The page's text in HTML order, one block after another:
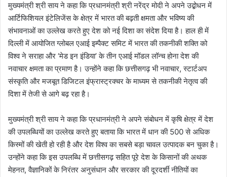
मुख्यमंत्री श्री साय ने कहा कि प्रधानमंत्री श्री नरेंद्र मोदी ने अपने उद्बोधन में
आर्टिफिशियल इंटेलिजेंस के क्षेत्र में भारत की बढ़ती क्षमता और भविष्य की
संभावनाओं का उल्लेख करते हुए देश को नई दिशा का संदेश दिया है। हाल ही में
दिल्ली में आयोजित ग्लोबल एआई इम्पैक्ट समिट में भारत की तकनीकी शक्ति को
विश्व ने सराहा और ‘मेड इन इंडिया’ के तीन एआई मॉडल लॉन्च होना देश की
नवाचार क्षमता का प्रमाण है। उन्होंने कहा कि छत्तीसगढ़ भी नवाचार, स्टार्टअप
संस्कृति और मजबूत डिजिटल इंफ्रास्ट्रक्चर के माध्यम से तकनीकी नेतृत्व की
दिशा में तेजी से आगे बढ़ रहा है।
मुख्यमंत्री श्री साय ने कहा कि प्रधानमंत्री ने अपने संबोधन में कृषि क्षेत्र में देश
की उपलब्धियों का उल्लेख करते हुए बताया कि भारत में धान की 500 से अधिक
किस्मों की खेती हो रही है और देश विश्व का सबसे बड़ा चावल उत्पादक बन चुका है।
उन्होंने कहा कि इस उपलब्धि में छत्तीसगढ़ सहित पूरे देश के किसानों की अथक
मेहनत, वैज्ञानिकों के निरंतर अनुसंधान और सरकार की दूरदर्शी नीतियों का